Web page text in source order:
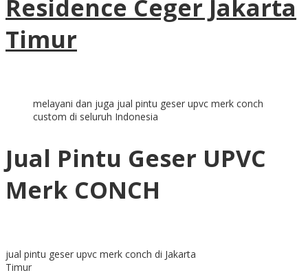
Residence Ceger Jakarta
Timur
melayani dan juga jual pintu geser upvc merk conch
custom di seluruh Indonesia
Jual Pintu Geser UPVC
Merk CONCH
jual pintu geser upvc merk conch di Jakarta
Timur